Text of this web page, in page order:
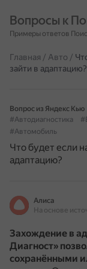
Вопросы к
Примеры ответов
Главная / Авто /
зайти в адаптацию?
Вопрос из Яндекс Кью
#Автодиагностика
#Автомобиль
Что будет если
адаптацию?
Алиса
Захождение в
Диагност»
сохранёнными